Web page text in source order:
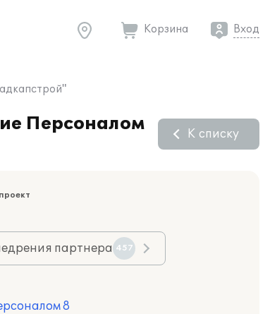
Корзина Вход
Персоналом
К списку
партнера 457
8